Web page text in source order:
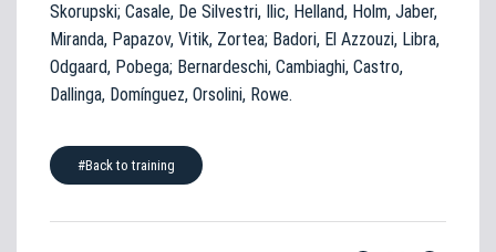
Skorupski; Casale, De Silvestri, Ilic, Helland, Holm, Jaber,
Miranda, Papazov, Vitik, Zortea; Badori, El Azzouzi, Libra,
Odgaard, Pobega; Bernardeschi, Cambiaghi, Castro,
Dallinga, Domínguez, Orsolini, Rowe.
#Back to training